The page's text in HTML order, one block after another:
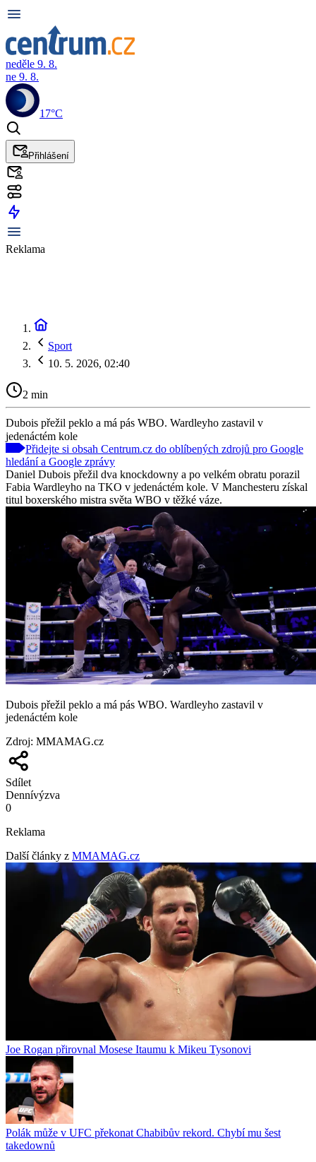
neděle 9. 8.
ne 9. 8.
17°C
Přihlášení
Reklama
Sport
10. 5. 2026, 02:40
2 min
Dubois přežil peklo a má pás WBO. Wardleyho zastavil v
jedenáctém kole
Přidejte si obsah Centrum.cz do oblíbených zdrojů pro Google
hledání a Google zprávy
Daniel Dubois přežil dva knockdowny a po velkém obratu porazil
Fabia Wardleyho na TKO v jedenáctém kole. V Manchesteru získal
titul boxerského mistra světa WBO v těžké váze.
Dubois přežil peklo a má pás WBO. Wardleyho zastavil v
jedenáctém kole
Zdroj: MMAMAG.cz
Sdílet
Dennívýzva
0
Reklama
Další články z MMAMAG.cz
Joe Rogan přirovnal Mosese Itaumu k Mikeu Tysonovi
Polák může v UFC překonat Chabibův rekord. Chybí mu šest
takedownů